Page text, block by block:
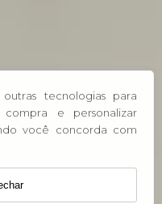
tecnologias para
e personalizar
você concorda com